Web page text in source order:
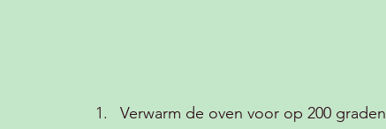
Verwarm de oven voor op 200